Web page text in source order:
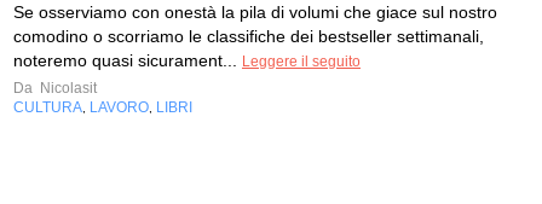
Se osserviamo con onestà la pila di volumi che giace sul nostro
comodino o scorriamo le classifiche dei bestseller settimanali,
noteremo quasi sicurament...
Leggere il seguito
Da Nicolasit
CULTURA LAVORO LIBRI